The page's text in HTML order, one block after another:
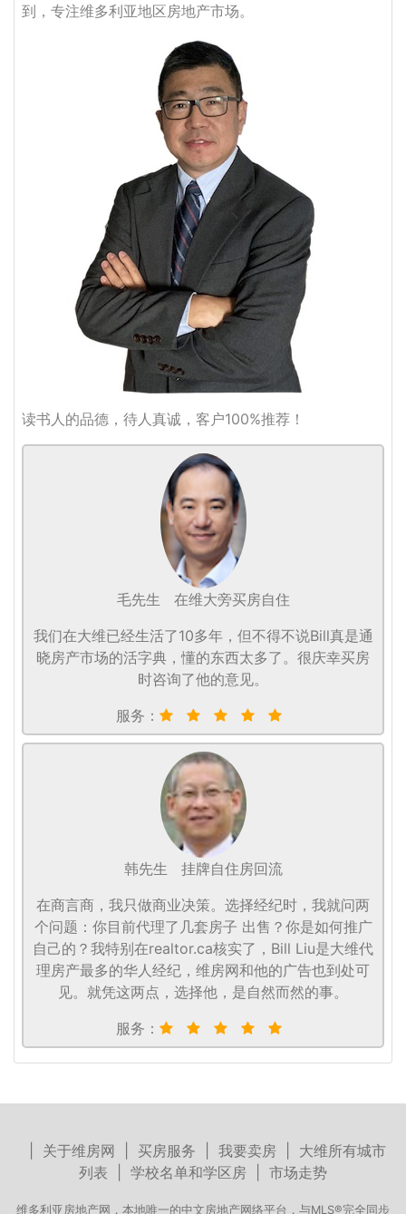
到，专注维多利亚地区房地产市场。
读书人的品德，待人真诚，客户100%推荐！
毛先生
在维大旁买房自住
我们在大维已经生活了10多年，但不得不说Bill真是通
晓房产市场的活字典，懂的东西太多了。很庆幸买房
时咨询了他的意见。
服务：
韩先生
挂牌自住房回流
在商言商，我只做商业决策。选择经纪时，我就问两
个问题：你目前代理了几套房子 出售？你是如何推广
自己的？我特别在realtor.ca核实了，Bill Liu是大维代
理房产最多的华人经纪，维房网和他的广告也到处可
见。就凭这两点，选择他，是自然而然的事。
服务：
关于维房网 买房服务 我要卖房
大维所有城市
列表
学校名单和学区房 市场走势
维多利亚房地产网，本地唯一的中文房地产网络平台，与MLS®完全同步